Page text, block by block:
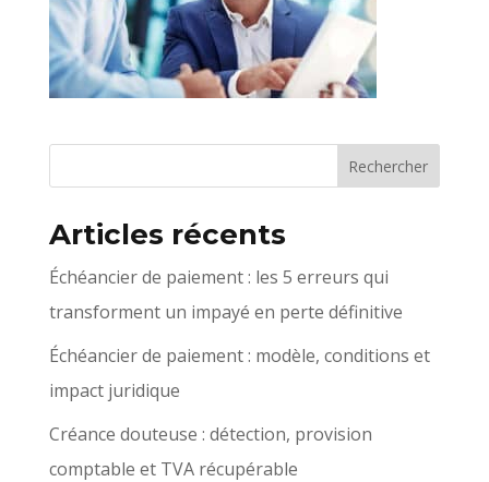
Articles récents
Échéancier de paiement : les 5 erreurs qui
transforment un impayé en perte définitive
Échéancier de paiement : modèle, conditions et
impact juridique
Créance douteuse : détection, provision
comptable et TVA récupérable